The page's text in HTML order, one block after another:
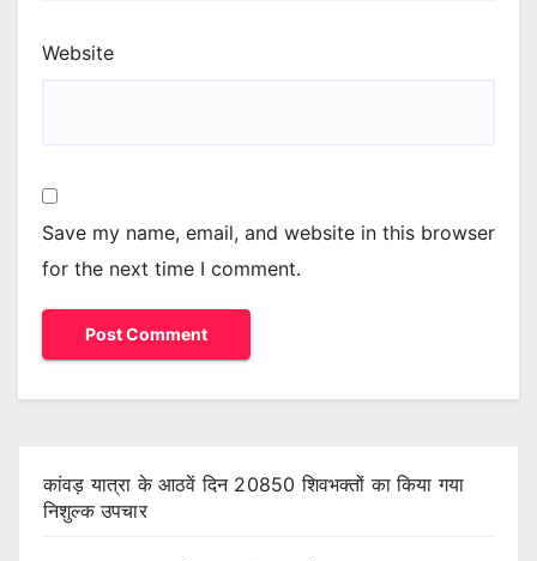
Website
Save my name, email, and website in this browser
for the next time I comment.
कांवड़ यात्रा के आठवें दिन 20850 शिवभक्तों का किया गया
निशुल्क उपचार